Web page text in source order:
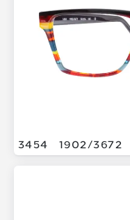
3454 1902/3672